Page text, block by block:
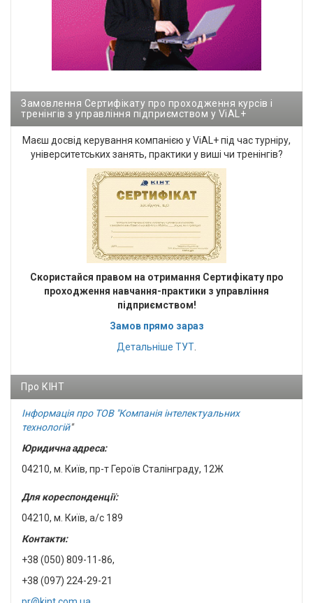
Замовлення Сертифікату про проходження курсів і
тренінгів з управління підприємством у ViAL+
Маєш досвід керування компанією у ViAL+ під час турніру,
університетських занять, практики у виші чи тренінгів?
Cкористайся правом на отримання Сертифікату про
проходження навчання-практики з управління
підприємством!
Замов прямо зараз
Детальніше ТУТ.
Про КІНТ
Інформація про ТОВ "Компанія інтелектуальних
технологій"
Юридична адреса:
04210, м. Київ, пр-т Героїв Сталінграду, 12Ж
Для кореспонденції:
04210, м. Київ, а/с 189
Контакти:
+38 (050) 809-11-86,
+38 (097) 224-29-21